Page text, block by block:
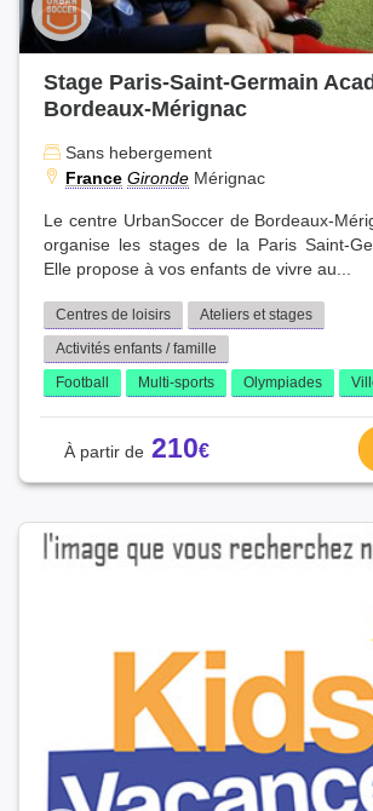
Stage Paris-Saint-Germain
Bordeaux-Mérignac
Sans hebergement
France Gironde Mérignac
Le centre UrbanSoccer de Bordeaux-
organise les stages de la Paris Saint-
Elle propose à vos enfants de vivre au...
Centres de loisirs
Ateliers et stages
Activités enfants / famille
Football
Multi-sports Olympiades
210